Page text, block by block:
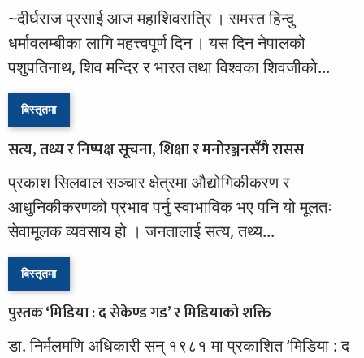
~दीर्घराज प्रसाई आज महाशिवरात्रि । समस्त हिन्दु
धर्मावलम्बीका लागि महत्त्वपूर्ण दिन । यस दिन नेपालको
पशुपतिनाथ, शिव मन्दिर र भारत तथा विश्वका शिवजीको...
बिस्तृतमा
सत्य, तथ्य र निष्पक्ष सूचना, शिक्षा र मनोरञ्जनसँगै रासस
प्रकाश सिलवाल सञ्चार क्षेत्रमा औद्योगिकीकरण र
आधुनिकीकरणको प्रभाव पर्नु स्वाभाविक भए पनि यो मूलतः
सेवामूलक व्यवसाय हो । जनतालाई सत्य, तथ्य...
बिस्तृतमा
पुस्तक ‘मिडिया : द सेकेण्ड गड’ र मिडियाको शक्ति
डा. निर्मलमणि अधिकारी सन् १९८१ मा प्रकाशित ‘मिडिया : द